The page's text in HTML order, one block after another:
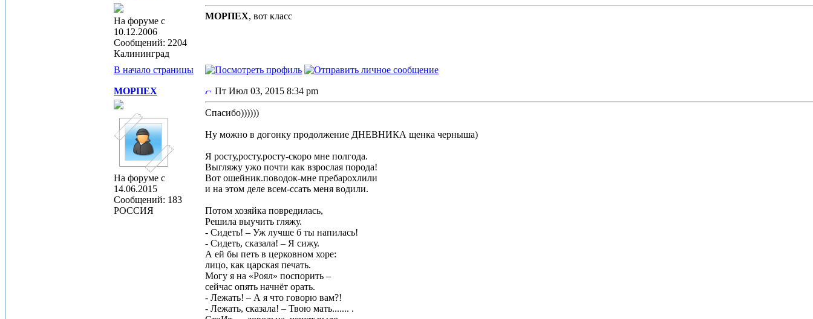
На форуме с
10.12.2006
Сообщений: 2204
Калининград
МОРПЕХ, вот класс
В начало страницы
МОРПЕХ
На форуме с
14.06.2015
Сообщений: 183
РОССИЯ
Пт Июл 03, 2015 8:34 pm
Спасибо))))))
Ну можно в догонку продолжение ДНЕВНИКА щенка черныша)
Я росту,росту.росту-скоро мне полгода.
Выгляжу ужо почти как взрослая порода!
Вот ошейник.поводок-мне пребарохлили
и на этом деле всем-ссать меня водили.
Потом хозяйка повредилась,
Решила выучить гляжу.
- Сидеть! – Уж лучше б ты напилась!
- Сидеть, сказала! – Я сижу.
А ей бы петь в церковном хоре:
лицо, как царская печать.
Могу я на «Роял» поспорить –
сейчас опять начнёт орать.
- Лежать! – А я что говорю вам?!
- Лежать, сказала! – Твою мать....... .